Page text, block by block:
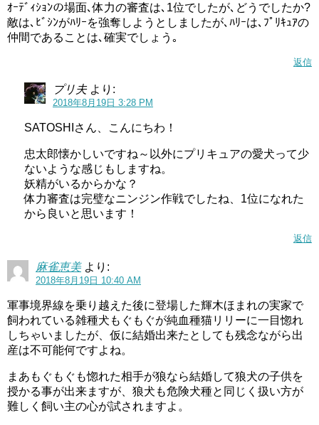
ｵｰﾃﾞｨｼｮﾝの場面､体力の審査は､1位でしたが､どうでしたか?
敵は､ﾋﾞｼﾝがﾊﾘｰを強奪しようとしましたが､ﾊﾘｰは､ﾌﾟﾘｷｭｱの
仲間であることは､確実でしょう｡
返信
プリ夫 より:
2018年8月19日 3:28 PM
SATOSHIさん、こんにちわ！
忠太郎懐かしいですね～以外にプリキュアの愛犬って少
ないような感じもしますね。
妖精がいるからかな？
体力審査は完璧なニンジン作戦でしたね、1位になれた
から良いと思います！
返信
麻雀恵美 より:
2018年8月19日 10:40 AM
軍事境界線を乗り越えた後に登場した輝木ほまれの実家で
飼われている雑種犬もぐもぐが純血種猫リリーに一目惚れ
しちゃいましたが、仮に結婚出来たとしても残念ながら出
産は不可能何ですよね。
まあもぐもぐも惚れた相手が狼なら結婚して狼犬の子供を
授かる事が出来ますが、狼犬も危険犬種と同じく扱い方が
難しく飼い主の心が試されますよ。